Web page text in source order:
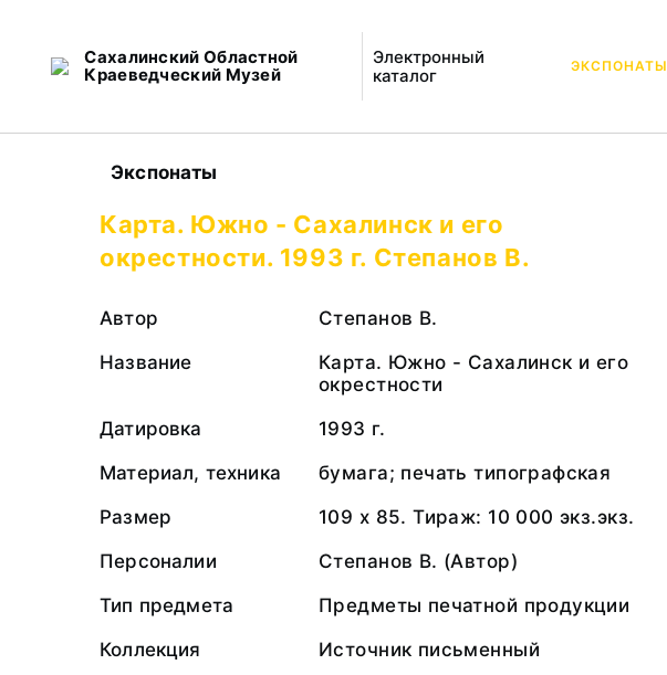
Сахалинский Областной
Краеведческий Музей
Электронный
каталог
ЭКСПОНАТЫ
Экспонаты
Карта. Южно - Сахалинск и его
окрестности. 1993 г. Степанов В.
Автор
Степанов В.
Название
Карта. Южно - Сахалинск и его
окрестности
Датировка
1993 г.
Материал, техника
бумага; печать типографская
Размер
109 х 85. Тираж: 10 000 экз.экз.
Персоналии
Степанов В. (Автор)
Тип предмета
Предметы печатной продукции
Коллекция
Источник письменный